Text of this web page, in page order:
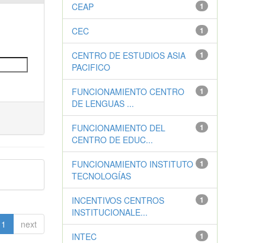
1 next
1
CEAP
1
CEC
1
CENTRO DE ESTUDIOS ASIA
PACIFICO
1
FUNCIONAMIENTO CENTRO
DE LENGUAS ...
1
FUNCIONAMIENTO DEL
CENTRO DE EDUC...
1
FUNCIONAMIENTO INSTITUTO
TECNOLOGÍAS
1
INCENTIVOS CENTROS
INSTITUCIONALE...
1
INTEC